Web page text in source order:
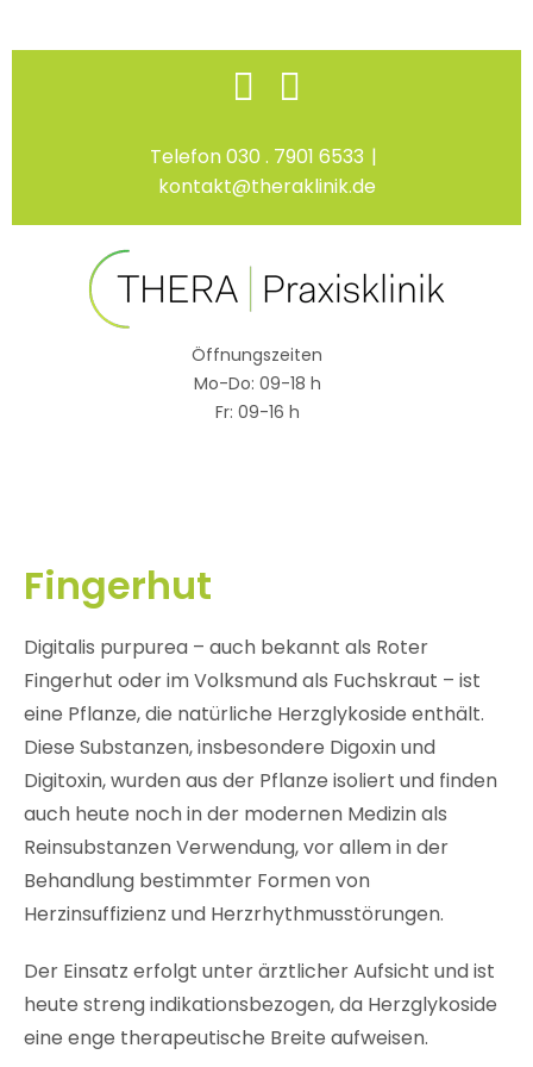
Skip
Facebook
Telefon 030 . 7901 6533 |
kontakt@theraklinik.de
Öffnungszeiten
Mo-Do: 09-18 h
Fr: 09-16 h
Fingerhut
Digitalis purpurea – auch bekannt als Roter
Fingerhut oder im Volksmund als Fuchskraut – ist
eine Pflanze, die natürliche Herzglykoside enthält.
Diese Substanzen, insbesondere Digoxin und
Digitoxin, wurden aus der Pflanze isoliert und finden
auch heute noch in der modernen Medizin als
Reinsubstanzen Verwendung, vor allem in der
Behandlung bestimmter Formen von
Herzinsuffizienz und Herzrhythmusstörungen.
Der Einsatz erfolgt unter ärztlicher Aufsicht und ist
heute streng indikationsbezogen, da Herzglykoside
eine enge therapeutische Breite aufweisen.